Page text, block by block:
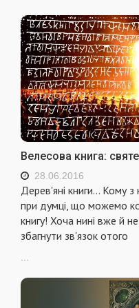
Велесова книга:
28.06.2016
Дерев'яні книги... Кому
при думці, що можемо
книгу! Хоча нині вже й
збагнути зв'язок отого